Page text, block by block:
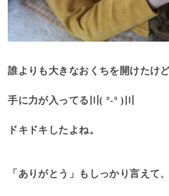
誰よりも大きなおくちを開けた
手に力が入ってる〣( º-º )〣
ドキドキしたよね。
「ありがとう」もしっかり言えて